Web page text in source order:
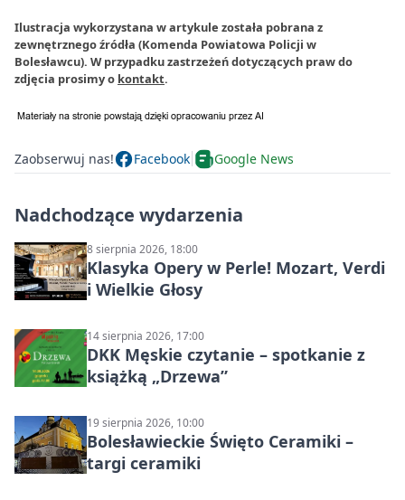
Ilustracja wykorzystana w artykule została pobrana z
zewnętrznego źródła (Komenda Powiatowa Policji w
Bolesławcu). W przypadku zastrzeżeń dotyczących praw do
zdjęcia prosimy o kontakt.
Zaobserwuj nas! Facebook Google News
Nadchodzące wydarzenia
8 sierpnia 2026, 18:00
Klasyka Opery w Perle! Mozart, Verdi
i Wielkie Głosy
14 sierpnia 2026, 17:00
DKK Męskie czytanie – spotkanie z
książką „Drzewa”
19 sierpnia 2026, 10:00
Bolesławieckie Święto Ceramiki –
targi ceramiki